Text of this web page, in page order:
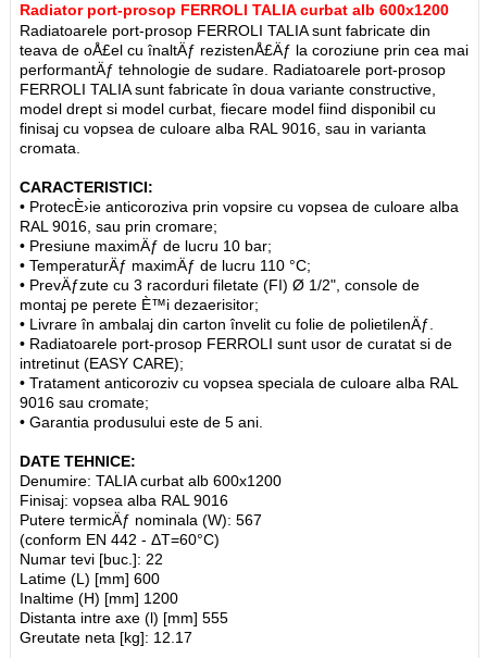
Radiator port-prosop FERROLI TALIA curbat alb 600x1200
Radiatoarele port-prosop FERROLI TALIA sunt fabricate din
teava de oÅ£el cu înaltÄƒ rezistenÅ£Äƒ la coroziune prin cea mai
performantÄƒ tehnologie de sudare. Radiatoarele port-prosop
FERROLI TALIA sunt fabricate în doua variante constructive,
model drept si model curbat, fiecare model fiind disponibil cu
finisaj cu vopsea de culoare alba RAL 9016, sau in varianta
cromata.
CARACTERISTICI:
• ProtecÈ›ie anticoroziva prin vopsire cu vopsea de culoare alba
RAL 9016, sau prin cromare;
• Presiune maximÄƒ de lucru 10 bar;
• TemperaturÄƒ maximÄƒ de lucru 110 °C;
• PrevÄƒzute cu 3 racorduri filetate (FI) Ø 1/2", console de
montaj pe perete È™i dezaerisitor;
• Livrare în ambalaj din carton învelit cu folie de polietilenÄƒ.
• Radiatoarele port-prosop FERROLI sunt usor de curatat si de
intretinut (EASY CARE);
• Tratament anticoroziv cu vopsea speciala de culoare alba RAL
9016 sau cromate;
• Garantia produsului este de 5 ani.
DATE TEHNICE:
Denumire: TALIA curbat alb 600x1200
Finisaj: vopsea alba RAL 9016
Putere termicÄƒ nominala (W): 567
(conform EN 442 - ΔT=60°C)
Numar tevi [buc.]: 22
Latime (L) [mm] 600
Inaltime (H) [mm] 1200
Distanta intre axe (l) [mm] 555
Greutate neta [kg]: 12.17